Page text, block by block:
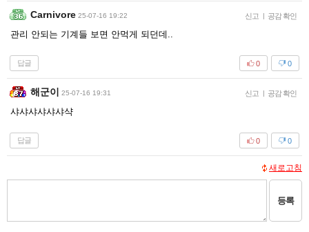
Carnivore 25-07-16 19:22 신고 | 공감 확인
관리 안되는 기계들 보면 안먹게 되던데..
답글 0
0
해군이 25-07-16 19:31 신고 | 공감 확인
샤샤샤샤샤샤샥
답글 0
0
새로고침
등록